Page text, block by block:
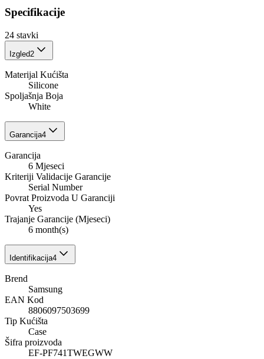
Specifikacije
24 stavki
Izgled2
Materijal Kućišta
Silicone
Spoljašnja Boja
White
Garancija4
Garancija
6 Mjeseci
Kriteriji Validacije Garancije
Serial Number
Povrat Proizvoda U Garanciji
Yes
Trajanje Garancije (Mjeseci)
6 month(s)
Identifikacija4
Brend
Samsung
EAN Kod
8806097503699
Tip Kućišta
Case
Šifra proizvoda
EF-PF741TWEGWW